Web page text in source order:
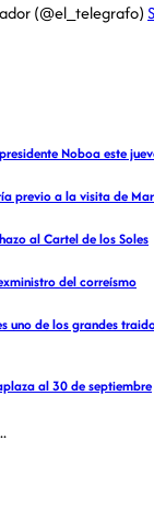
(@el_telegrafo)
Noboa este
previo a la visita de
al Cartel de los Soles
del correísmo
uno de los grandes
al 30 de septiembre